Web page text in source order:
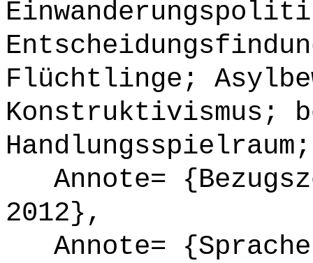
Flüchtlinge;
Konstruktivismus;
Annote=
2012},
Annote=